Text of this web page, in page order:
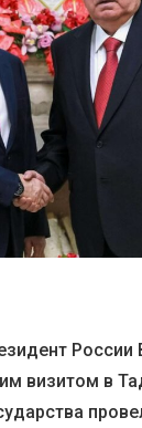
России
визитом в